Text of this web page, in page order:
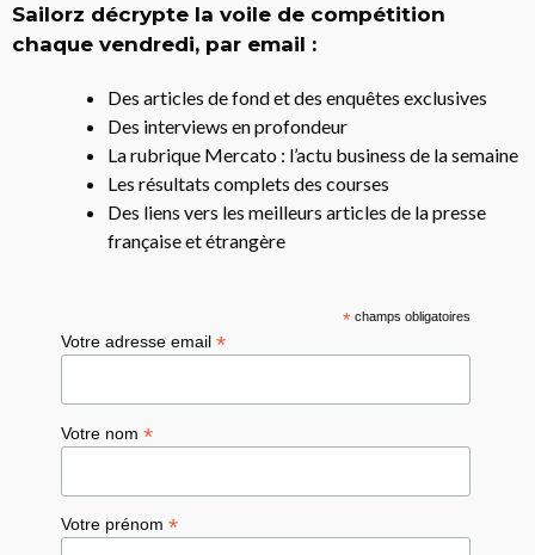
Sailorz décrypte la voile de compétition
chaque vendredi, par email :
Des articles de fond et des enquêtes exclusives
Des interviews en profondeur
La rubrique Mercato : l’actu business de la semaine
Les résultats complets des courses
Des liens vers les meilleurs articles de la presse
française et étrangère
*champs obligatoires
Votre adresse email*
Votre nom*
Votre prénom*